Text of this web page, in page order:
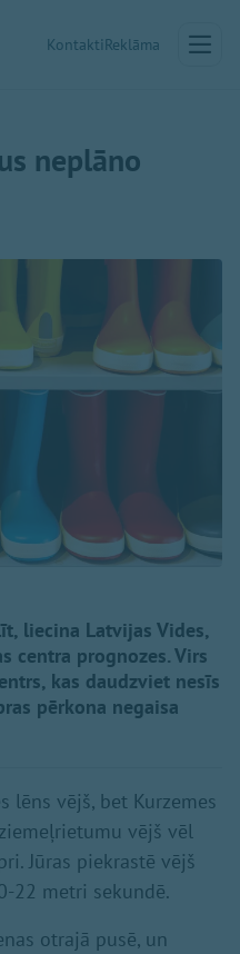
KontaktiReklāma
neplāno
liecina Latvijas Vides,
centra prognozes. Virs
kas daudzviet nesīs
pērkona negaisa
lēns vējš, bet Kurzemes
vējš vēl
Jūras piekrastē vējš
22 metri sekundē.
otrajā pusē, un